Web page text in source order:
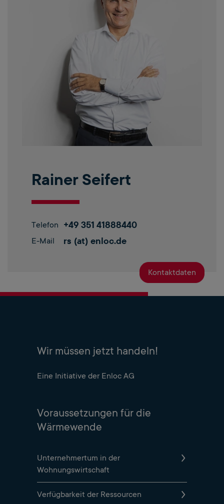
Rainer Seifert
Telefon +49 351 41888440
E-Mail rs (at) enloc.de
Kontaktdaten
Wir müssen jetzt handeln!
Eine Initiative der Enloc AG
Voraussetzungen für die
Wärmewende
Unternehmertum in der
Wohnungswirtschaft
Verfügbarkeit der Ressourcen